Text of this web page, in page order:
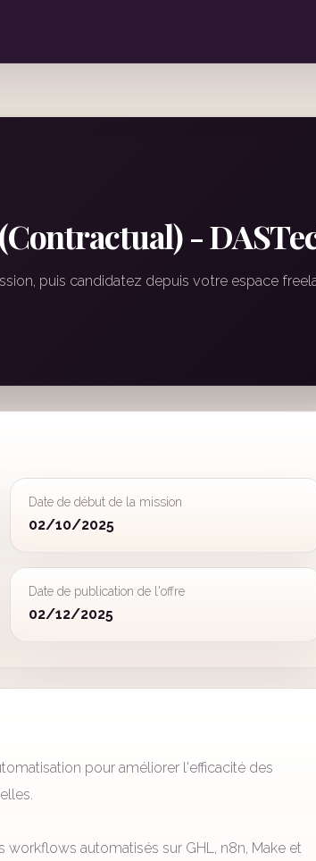
-
puis candidatez depuis votre espace
Date de début de la mission
02/10/2025
Date de publication de l'offre
02/12/2025
pour améliorer l'efficacité des
automatisés sur GHL, n8n, Make et